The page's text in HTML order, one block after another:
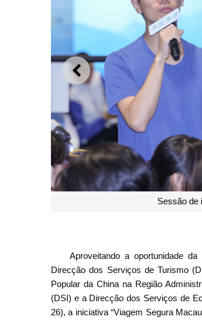
ANTERIOR
Comissário-Adjunto do
Aproveitando a oportunidade
Direcção dos Serviços de Turismo
Popular da China na Região
(DSI) e a Direcção dos Serviços de
26), a iniciativa “Viagem Segura